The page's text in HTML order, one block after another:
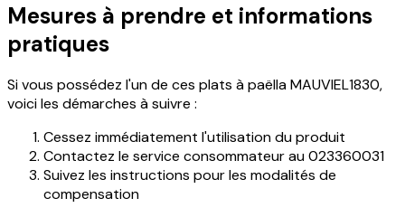
Mesures à prendre et informations
pratiques
Si vous possédez l'un de ces plats à paëlla MAUVIEL1830,
voici les démarches à suivre :
Cessez immédiatement l'utilisation du produit
Contactez le service consommateur au 023360031
Suivez les instructions pour les modalités de
compensation